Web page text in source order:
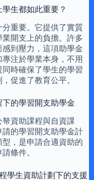
生都如此重要？
重要。它提供了實質
開支上的負擔。許多
到壓力，這項助學金
注於學業本身，不用
時確保了學生的學習
促進了教育公平。
的學習開支助學金
資助課程與自資課
的學習開支助學金計
，是申請合適資助的
條件。
學生資助計劃下的支援